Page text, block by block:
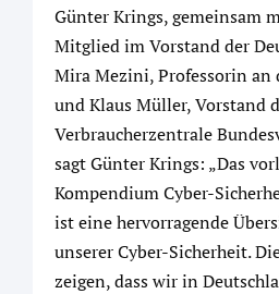
Günter Krings, gemeinsam
Mitglied im Vorstand der
Mira Mezini, Professorin an
und Klaus Müller, Vorstand
Verbraucherzentrale
sagt Günter Krings: „Das
Kompendium Cyber-
ist eine hervorragende
unserer Cyber-Sicherheit.
zeigen, dass wir in